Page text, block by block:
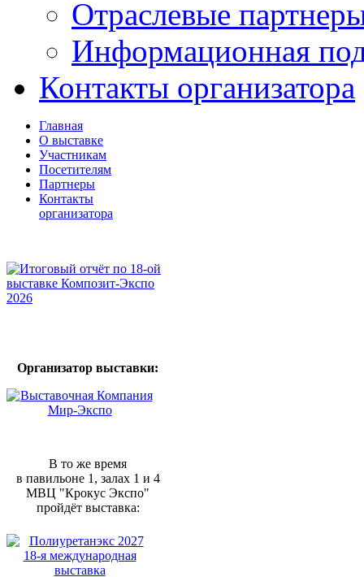
Отраслевые
Информационная
Контакты организатора
Главная
О выставке
Участникам
Посетителям
Партнеры
Контакты
организатора
Организатор выставки:
В то же время
в павильоне 1, залах 1 и 4
МВЦ "Крокус Экспо"
пройдёт выставка: